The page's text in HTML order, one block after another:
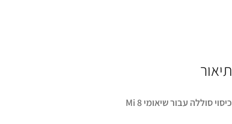
תיאור
כיסוי סוללה עבור שיאומי Mi 8